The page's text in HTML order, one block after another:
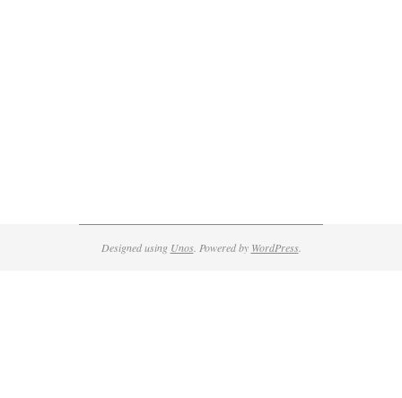
Designed using Unos. Powered by WordPress.